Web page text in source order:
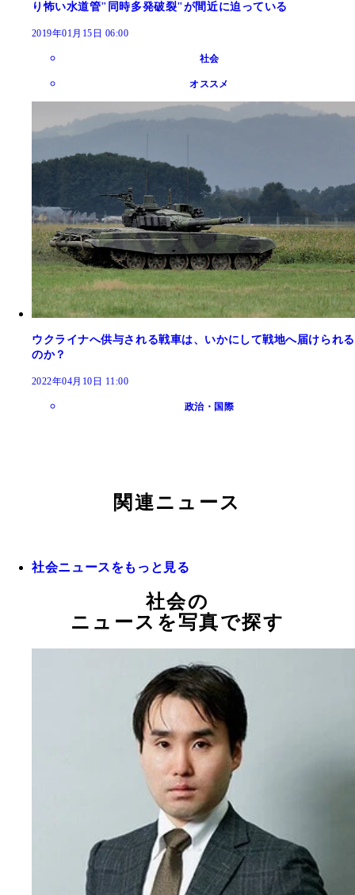
り怖い水道管"同時多発破裂"が間近に迫っている
2019年01月15日 06:00
社会
オススメ
ウクライナへ供与される戦車は、いかにして戦地へ届けられる
のか？
2022年04月10日 11:00
政治・国際
関連ニュース
社会ニュースをもっと見る
社会の
ニュースを写真で探す